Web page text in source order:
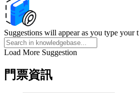
Suggestions will appear as you type your
Load More Suggestion
門票資訊